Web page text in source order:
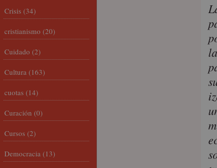
Crisis (34)
cristianismo (20)
Cuidado (2)
Cultura (163)
cuotas (14)
Curación (0)
Cursos (2)
Democracia (13)